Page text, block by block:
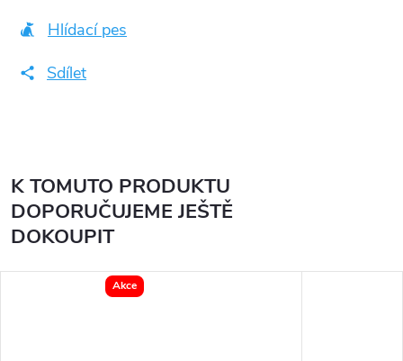
Hlídací pes
Sdílet
K TOMUTO PRODUKTU
DOPORUČUJEME JEŠTĚ
DOKOUPIT
Akce